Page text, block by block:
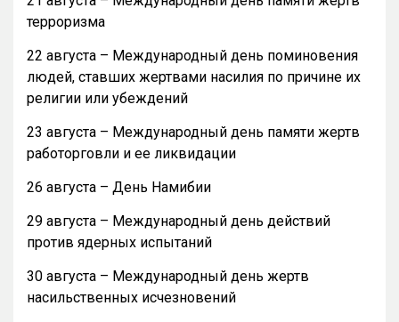
терроризма
22 августа – Международный день поминовения
людей, ставших жертвами насилия по причине их
религии или убеждений
23 августа – Международный день памяти жертв
работорговли и ее ликвидации
26 августа – День Намибии
29 августа – Международный день действий
против ядерных испытаний
30 августа – Международный день жертв
насильственных исчезновений